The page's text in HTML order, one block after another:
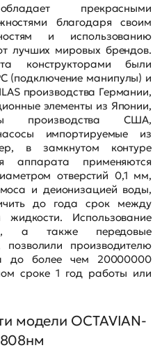
прекрасными
благодаря своим
и использованию
лучших мировых брендов.
конструкторами были
(подключение манипулы) и
производства Германии,
элементы из Японии,
производства США,
импортируемые из
в замкнутом контуре
аппарата применяются
отверстий 0,1 мм,
и деионизацией воды,
до года срок между
Использование
а также передовые
позволили производителю
до более чем 20000000
сроке 1 год работы или
модели OCTAVIAN-